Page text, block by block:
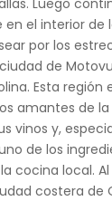
el interior de
por los
de
Esta región
amantes de
vinos y,
de los
cocina local.
costera de